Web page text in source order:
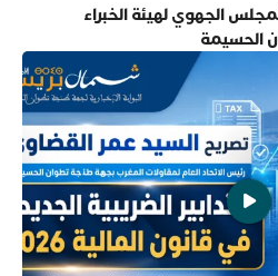
الجهوي لهيئة الخبراء
الحسيمة